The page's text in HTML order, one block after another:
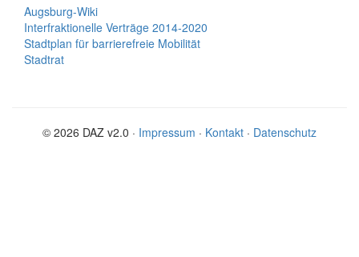
Augsburg-Wiki
Interfraktionelle Verträge 2014-2020
Stadtplan für barrierefreie Mobilität
Stadtrat
© 2026 DAZ v2.0 · Impressum · Kontakt · Datenschutz